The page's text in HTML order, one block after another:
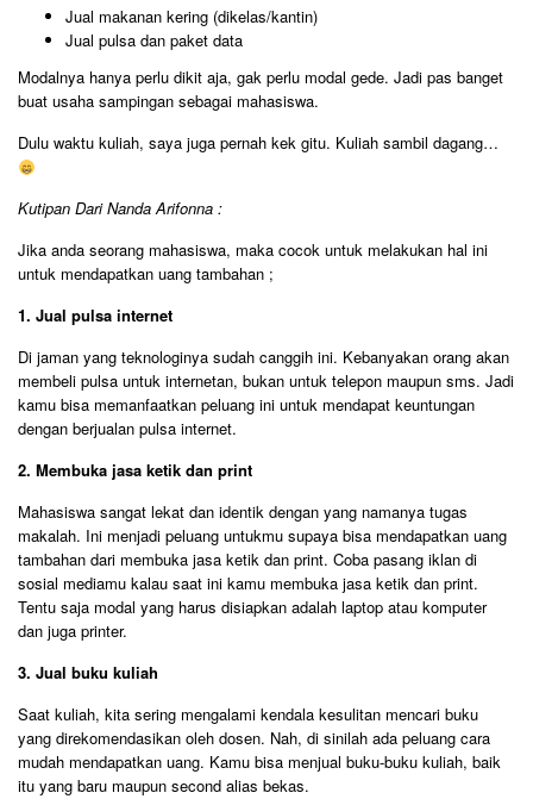
Jual makanan kering (dikelas/kantin)
Jual pulsa dan paket data
Modalnya hanya perlu dikit aja, gak perlu modal gede. Jadi pas banget
buat usaha sampingan sebagai mahasiswa.
Dulu waktu kuliah, saya juga pernah kek gitu. Kuliah sambil dagang…
Kutipan Dari Nanda Arifonna :
Jika anda seorang mahasiswa, maka cocok untuk melakukan hal ini
untuk mendapatkan uang tambahan ;
1. Jual pulsa internet
Di jaman yang teknologinya sudah canggih ini. Kebanyakan orang akan
membeli pulsa untuk internetan, bukan untuk telepon maupun sms. Jadi
kamu bisa memanfaatkan peluang ini untuk mendapat keuntungan
dengan berjualan pulsa internet.
2. Membuka jasa ketik dan print
Mahasiswa sangat lekat dan identik dengan yang namanya tugas
makalah. Ini menjadi peluang untukmu supaya bisa mendapatkan uang
tambahan dari membuka jasa ketik dan print. Coba pasang iklan di
sosial mediamu kalau saat ini kamu membuka jasa ketik dan print.
Tentu saja modal yang harus disiapkan adalah laptop atau komputer
dan juga printer.
3. Jual buku kuliah
Saat kuliah, kita sering mengalami kendala kesulitan mencari buku
yang direkomendasikan oleh dosen. Nah, di sinilah ada peluang cara
mudah mendapatkan uang. Kamu bisa menjual buku-buku kuliah, baik
itu yang baru maupun second alias bekas.